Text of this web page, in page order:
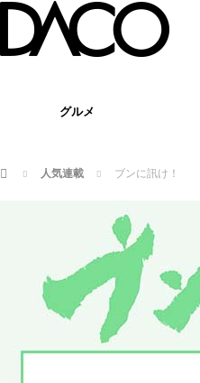
グルメ
ホーム 人気連載 ブンに訊け！